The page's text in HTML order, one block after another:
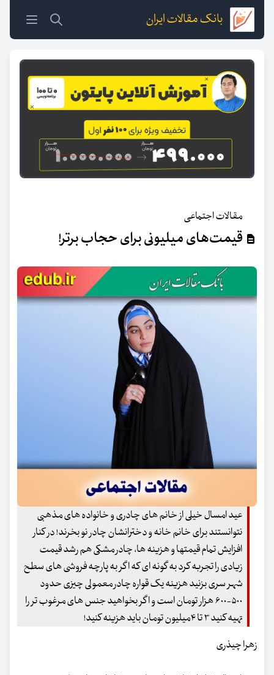
بانک مقالات ایران
مقالات اجتماعی
قیمت‌های میلیونی برای حجاب برتر!
عید امسال خیلی از خانم های چادری و خانواده های مذهبی
نتوانستند برای خانم خانه و دخترانشان چادر نو بخرند! در کنار
افزایش تمام قیمتها و هزینه ها، چادر مشکی هم رشد قیمت
زیادی را تجربه کرد به گونه ای که اگر به پارچه فروشی های سطح
شهر سری بزنید هزینه یک قواره چادر معمولی چیزی حدود
۵۰۰-۶۰۰ هزار تومان است و اگر بخواهید جنس های مرغوب تر را
تهیه کنید ۳ تا ۴میلیون تومان باید هزینه کنید!
زهرا چیذری